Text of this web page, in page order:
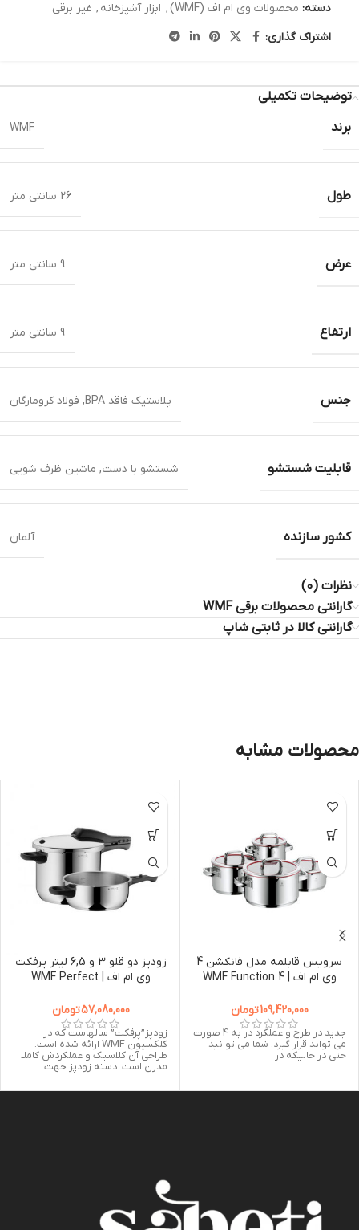
دسته: محصولات وی ام اف (WMF) , ابزار آشپزخانه , غیر برقی
اشتراک گذاری:
توضیحات تکمیلی
برند
WMF
طول 26 سانتی متر
عرض 9 سانتی متر
ارتفاع 9 سانتی متر
جنس پلاستیک فاقد BPA, فولاد کرومارگان
قابلیت شستشو شستشو با دست, ماشین ظرف شویی
کشور سازنده آلمان
نظرات (0)
گارانتی محصولات برقی WMF
گارانتی کالا در ثابتی شاپ
محصولات مشابه
سرویس قابلمه مدل فانكشن 4
وی ام اف | WMF Function 4
109,420,000تومان
جدید در طرح و عملکرد در به 4 صورت
می تواند قرار گیرد. شما می توانید
حتی در حالیکه در
زودپز دو قلو 3 و 6,5 لیتر پرفکت
وی ام اف | WMF Perfect
57,080,000تومان
زودپز”پرفکت” سالهاست که در
کلکسیون WMF ارائه شده است.
طراحی آن کلاسیک و عملکردش کاملا
مدرن است. دسته زودپز جهت